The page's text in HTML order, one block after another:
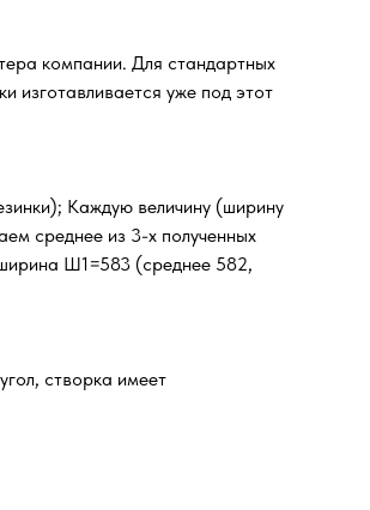
компании. Для стандартных
изготавливается уже под этот
Каждую величину (ширину
среднее из 3-х полученных
Ш1=583 (среднее 582,
створка имеет